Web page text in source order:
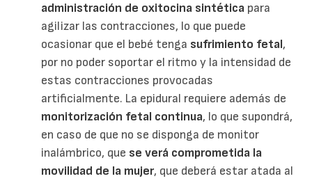
administración de oxitocina sintética para
agilizar las contracciones, lo que puede
ocasionar que el bebé tenga sufrimiento fetal,
por no poder soportar el ritmo y la intensidad de
estas contracciones provocadas
artificialmente. La epidural requiere además de
monitorización fetal continua, lo que supondrá,
en caso de que no se disponga de monitor
inalámbrico, que se verá comprometida la
movilidad de la mujer, que deberá estar atada al